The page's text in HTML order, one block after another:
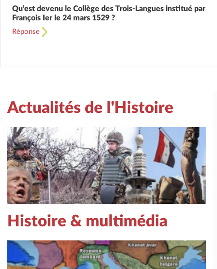
Qu’est devenu le Collège des Trois-Langues institué par
François Ier le 24 mars 1529 ?
Réponse
Actualités de l'Histoire
Histoire & multimédia